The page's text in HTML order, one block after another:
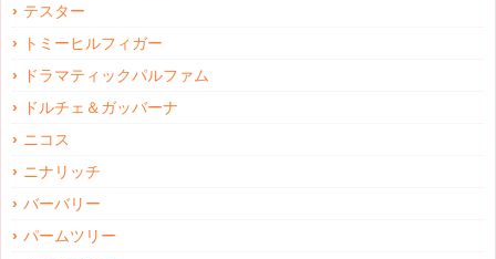
テスター
トミーヒルフィガー
ドラマティックパルファム
ドルチェ＆ガッバーナ
ニコス
ニナリッチ
バーバリー
パームツリー